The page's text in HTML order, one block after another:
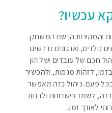
עכשיו?
והמהירות הן שם המשחק.
נולדים, וארגונים נדרשים
חכם של עובדים ושל הון
לזהות מגמות, ולהכשיר
פעם. ניהול כזה מאפשר
לשמר כישרונות ולבנות
לאורך זמן.